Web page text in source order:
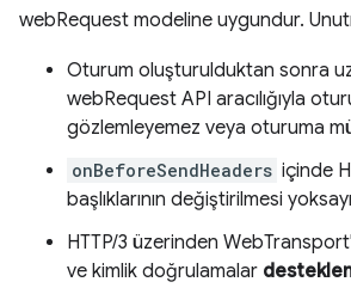
webRequest modeline uygundur.
Oturum oluşturulduktan sonra
webRequest API aracılığıyla
gözlemleyemez veya oturuma
onBeforeSendHeaders içinde
başlıklarının değiştirilmesi
HTTP/3 üzerinden
ve kimlik doğrulamalar